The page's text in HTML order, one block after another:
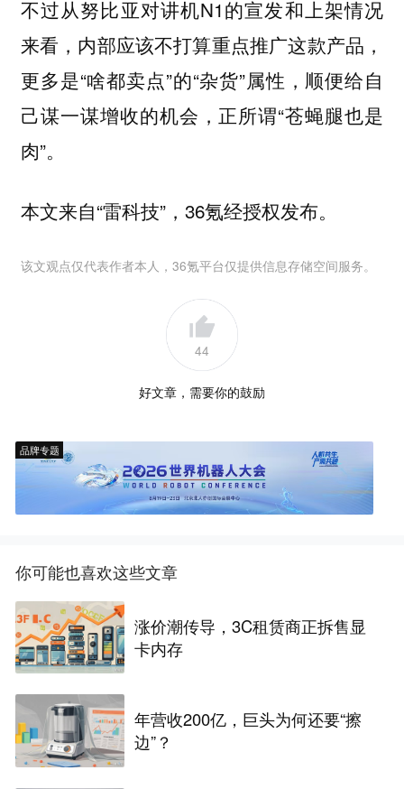
不过从努比亚对讲机N1的宣发和上架情况
来看，内部应该不打算重点推广这款产品，
更多是“啥都卖点”的“杂货”属性，顺便给自
己谋一谋增收的机会，正所谓“苍蝇腿也是
肉”。
本文来自“雷科技”，36氪经授权发布。
该文观点仅代表作者本人，36氪平台仅提供信息存储空间服务。
44
好文章，需要你的鼓励
品牌专题
你可能也喜欢这些文章
涨价潮传导，3C租赁商正拆售显
卡内存
年营收200亿，巨头为何还要“擦
边”？